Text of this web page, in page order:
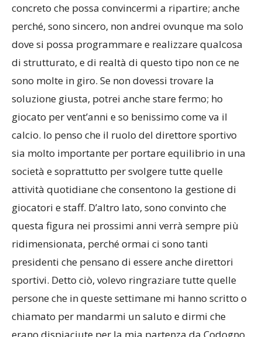
concreto che possa convincermi a ripartire; anche
perché, sono sincero, non andrei ovunque ma solo
dove si possa programmare e realizzare qualcosa
di strutturato, e di realtà di questo tipo non ce ne
sono molte in giro. Se non dovessi trovare la
soluzione giusta, potrei anche stare fermo; ho
giocato per vent’anni e so benissimo come va il
calcio. Io penso che il ruolo del direttore sportivo
sia molto importante per portare equilibrio in una
società e soprattutto per svolgere tutte quelle
attività quotidiane che consentono la gestione di
giocatori e staff. D’altro lato, sono convinto che
questa figura nei prossimi anni verrà sempre più
ridimensionata, perché ormai ci sono tanti
presidenti che pensano di essere anche direttori
sportivi. Detto ciò, volevo ringraziare tutte quelle
persone che in queste settimane mi hanno scritto o
chiamato per mandarmi un saluto e dirmi che
erano dispiaciute per la mia partenza da Codogno.